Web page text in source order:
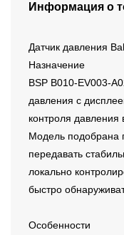
Информация о
Датчик давления
Назначение
BSP B010-EV003-
давления с
контроля
Модель подобрана
передавать
локально
быстро
Особенности